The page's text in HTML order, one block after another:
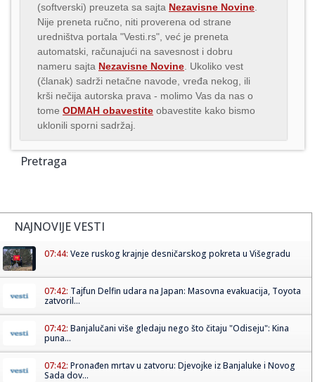
(softverski) preuzeta sa sajta Nezavisne Novine
Nije preneta ručno, niti proverena od strane
uredništva portala "Vesti.rs", već je preneta
automatski, računajući na savesnost i dobru
nameru sajta Nezavisne Novine . Ukoliko vest
(članak) sadrži netačne navode, vređa nekog, ili
krši nečija autorska prava - molimo Vas da nas o
tome ODMAH obavestite obavestite kako bismo
uklonili sporni sadržaj.
Pretraga
NAJNOVIJE VESTI
07:44: Veze ruskog krajnje desničarskog pokreta u Višegradu
07:42: Tajfun Delfin udara na Japan: Masovna evakuacija, Toyota
zatvoril...
07:42: Banjalučani više gledaju nego što čitaju "Odiseju": Kina
puna...
07:42: Pronađen mrtav u zatvoru: Djevojke iz Banjaluke i Novog
Sada dov...